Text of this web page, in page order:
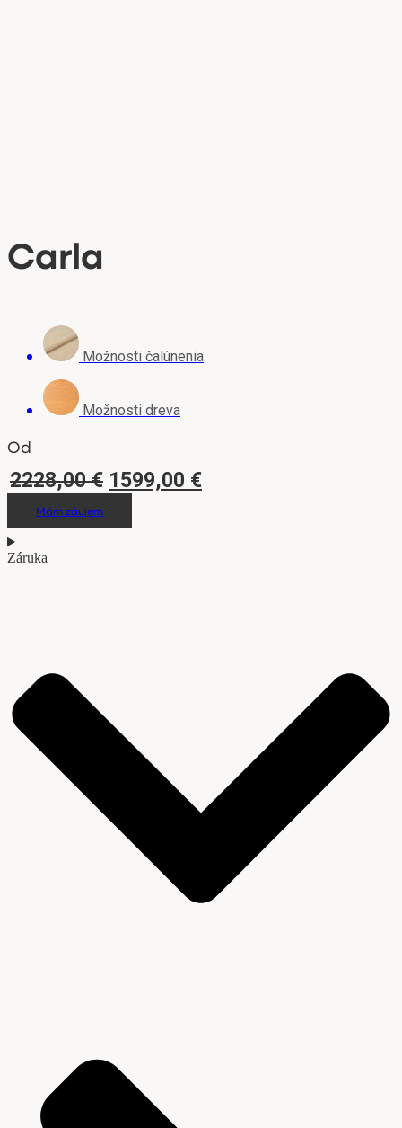
Carla
Možnosti čalúnenia
Možnosti dreva
Od
2228,00€ Pôvodná
bola:
1599,00 €Aktuálna
Mám záujem
Záruka